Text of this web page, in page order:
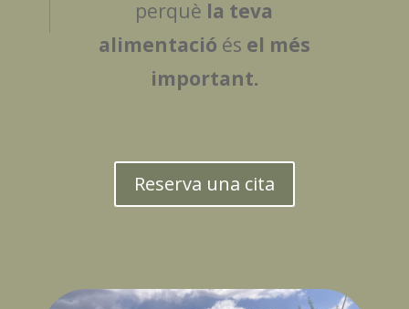
perquè la teva
alimentació és el més
important.
Reserva una cita